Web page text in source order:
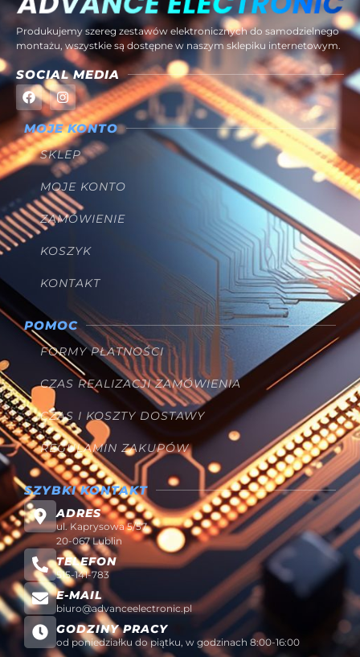
Produkujemy szereg zestawów elektronicznych do samodzielnego
montażu, wszystkie są dostępne w naszym sklepiku internetowym.
SOCIAL MEDIA
MOJE KONTO
SKLEP
MOJE KONTO
ZAMÓWIENIE
KOSZYK
KONTAKT
POMOC
FORMY PŁATNOŚCI
CZAS REALIZACJI ZAMÓWIENIA
CZAS I KOSZTY DOSTAWY
REGULAMIN ZAKUPÓW
SZYBKI KONTAKT
ADRES
ul. Kaprysowa 5/57
20-067 Lublin
TELEFON
515-141-783
E-MAIL
biuro@advanceelectronic.pl
GODZINY PRACY
od poniedziałku do piątku, w godzinach 8:00-16:00